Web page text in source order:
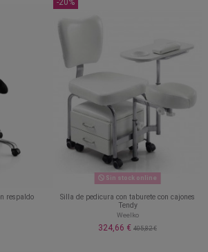
respaldo
Sin stock online
Silla de pedicura con taburete con cajones
Tendy
Weelko
324,66 € 405,82 €